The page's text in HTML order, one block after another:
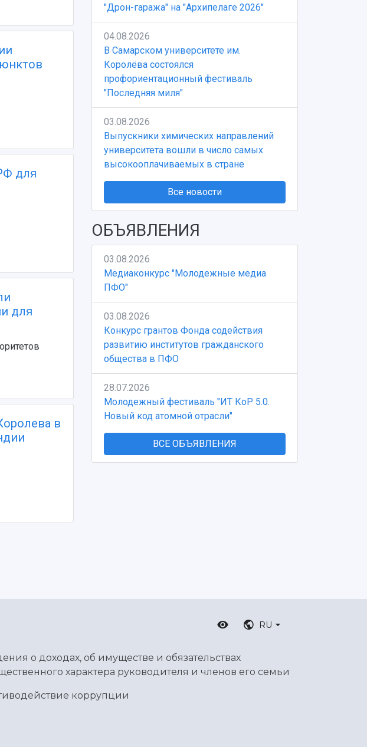
для
для
в
"Дрон-гаража" на "Архипелаге 2026"
04.08.2026
В Самарском университете им.
Королёва состоялся
профориентационный фестиваль
"Последняя миля"
03.08.2026
Выпускники химических направлений
университета вошли в число самых
высокооплачиваемых в стране
Все новости
ОБЪЯВЛЕНИЯ
03.08.2026
Медиаконкурс "Молодежные медиа
ПФО"
03.08.2026
Конкурс грантов Фонда содействия
развитию институтов гражданского
общества в ПФО
28.07.2026
Молодежный фестиваль "ИТ КоР 5.0.
Новый код атомной отрасли"
ВСЕ ОБЪЯВЛЕНИЯ
RU
о доходах, об имуществе и обязательствах
характера руководителя и членов его семьи
коррупции